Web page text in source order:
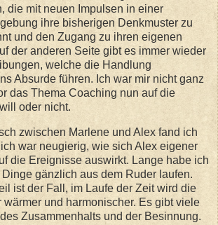
die mit neuen Impulsen in einer
ihre bisherigen Denkmuster zu
und den Zugang zu ihren eigenen
der anderen Seite gibt es immer wieder
welche die Handlung
Absurde führen. Ich war mir nicht ganz
das Thema Coaching nun auf die
oder nicht.
zwischen Marlene und Alex fand ich
war neugierig, wie sich Alex eigener
die Ereignisse auswirkt. Lange habe ich
gänzlich aus dem Ruder laufen.
ist der Fall, im Laufe der Zeit wird die
wärmer und harmonischer. Es gibt viele
Zusammenhalts und der Besinnung.